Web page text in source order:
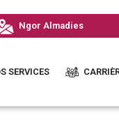
Ngor Almadies
SERVICES